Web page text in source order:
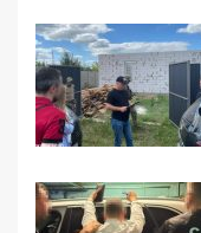
5/08/2026 - 13:24
У Хмельницькому
підозрюють у